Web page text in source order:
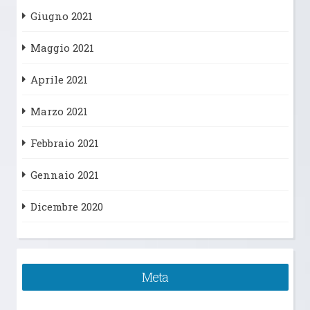
Giugno 2021
Maggio 2021
Aprile 2021
Marzo 2021
Febbraio 2021
Gennaio 2021
Dicembre 2020
Meta